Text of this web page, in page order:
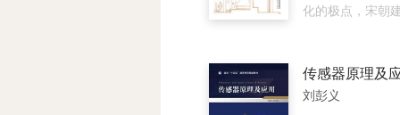
到广泛利用的豆
分门别类。从舌
美可口的野生蘑
化的极点，宋朝
二方面喻指读懂
处获赠此书，发
传感器原理及
刘彭义